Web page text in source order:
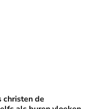
‘Zelfs als
christen de